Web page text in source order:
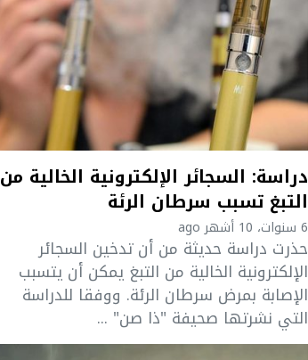
دراسة: السجائر الإلكترونية الخالية من
التبغ تسبب سرطان الرئة
6 سنوات، 10 أشهر ago
حذرت دراسة حديثة من أن تدخين السجائر
الإلكترونية الخالية من التبغ يمكن أن يتسبب
الإصابة بمرض سرطان الرئة. ووفقا للدراسة
التي نشرتها صحيفة "ذا صن" ...